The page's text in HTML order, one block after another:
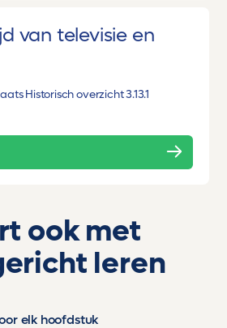
van televisie en
Historisch overzicht 3.13.1
ook met
leren
elk hoofdstuk